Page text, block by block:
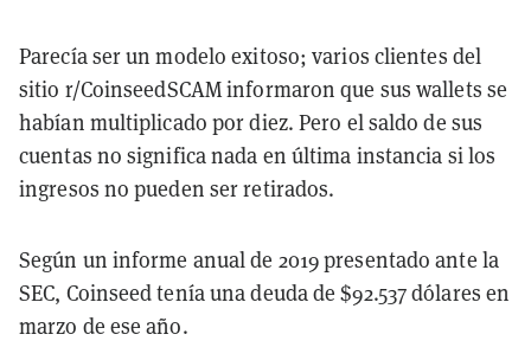
Parecía ser un modelo exitoso; varios clientes del
sitio r/CoinseedSCAM informaron que sus wallets se
habían multiplicado por diez. Pero el saldo de sus
cuentas no significa nada en última instancia si los
ingresos no pueden ser retirados.
Según un informe anual de 2019 presentado ante la
SEC, Coinseed tenía una deuda de $92.537 dólares en
marzo de ese año.